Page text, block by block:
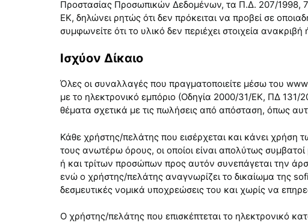
Προστασίας Προσωπικών Δεδομένων, τα Π.Δ. 207/1998,
ΕΚ, δηλώνει ρητώς ότι δεν πρόκειται να προβεί σε
συμφωνείτε ότι το υλικό δεν περιέχει στοιχεία
Ισχύον Δίκαιο
Όλες οι συναλλαγές που πραγματοποιείτε μέσω του
με το ηλεκτρονικό εμπόριο (Οδηγία 2000/31/ΕΚ, ΠΔ
θέματα σχετικά με τις πωλήσεις από απόσταση, όπως
Κάθε χρήστης/πελάτης που εισέρχεται και κάνει χρήση
τους ανωτέρω όρους, οι οποίοι είναι απολύτως
ή και τρίτων προσώπων προς αυτόν συνεπάγεται την
ενώ ο χρήστης/πελάτης αναγνωρίζει το δικαίωμα της
δεσμευτικές νομικά υποχρεώσεις του και χωρίς να
Ο χρήστης/πελάτης που επισκέπτεται τo ηλεκτρονικό